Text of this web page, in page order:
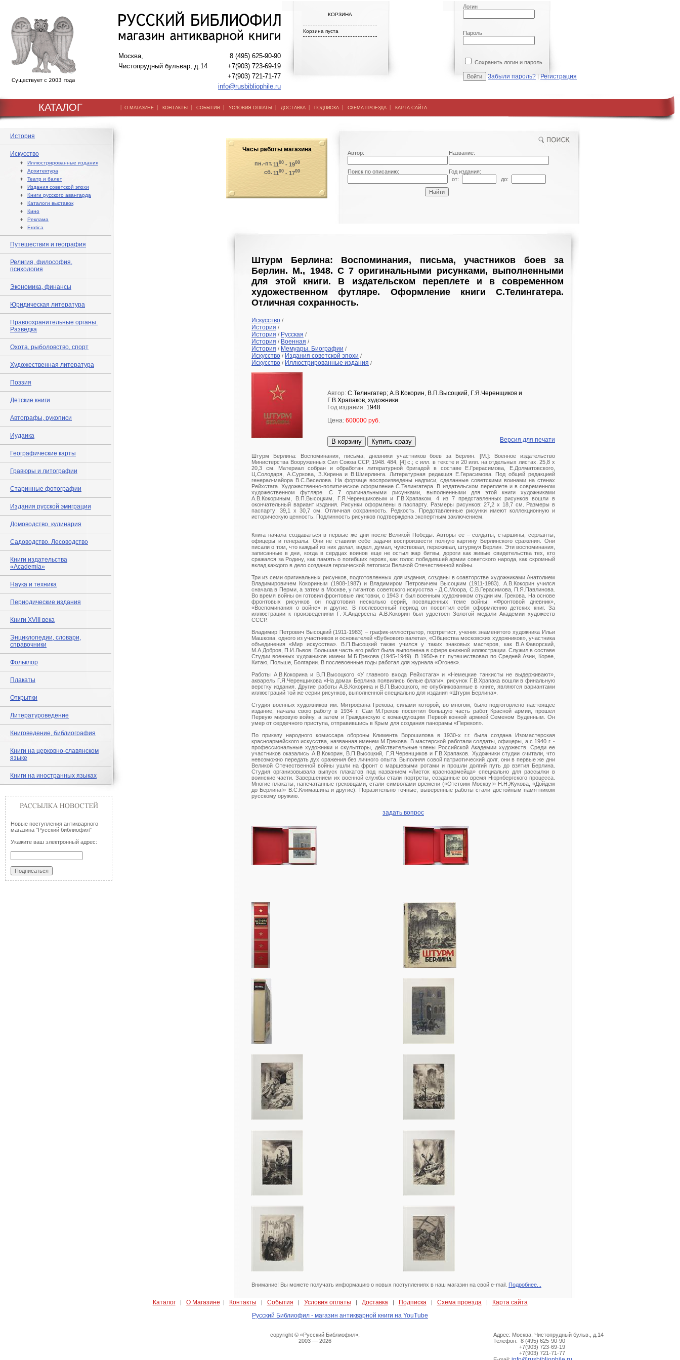
Москва,
Чистопрудный бульвар, д.14
8 (495) 625-90-90
+7(903) 723-69-19
+7(903) 721-71-77
info@rusbibliophile.ru
КОРЗИНА
Корзина пуста
Логин
Пароль
Сохранить логин и пароль
Забыли пароль? | Регистрация
КАТАЛОГ | О МАГАЗИНЕ | КОНТАКТЫ | СОБЫТИЯ | УСЛОВИЯ ОПЛАТЫ | ДОСТАВКА | ПОДПИСКА | СХЕМА ПРОЕЗДА | КАРТА САЙТА
История
Искусство
♦ Иллюстрированные издания
♦ Архитектура
♦ Театр и балет
♦ Издания советской эпохи
♦ Книги русского авангарда
♦ Каталоги выставок
♦ Кино
♦ Реклама
♦ Erotica
Путешествия и география
Религия, философия,
психология
Экономика, финансы
Юридическая литература
Правоохранительные органы.
Разведка
Охота, рыболовство, спорт
Художественная литература
Поэзия
Детские книги
Автографы, рукописи
Иудаика
Географические карты
Гравюры и литографии
Старинные фотографии
Издания русской эмиграции
Домоводство, кулинария
Садоводство. Лесоводство
Книги издательства
«Academia»
Наука и техника
Периодические издания
Книги XVIII века
Энциклопедии, словари,
справочники
Фольклор
Плакаты
Открытки
Литературоведение
Книговедение, библиография
Книги на церковно-славянском
языке
Книги на иностранных языках
Новые поступления антикварного
магазина "Русский библиофил"
Укажите ваш электронный адрес:
Часы работы магазина
пн.-пт.1100 - 1900
сб.1100 - 1700
Автор: Название:
Поиск по описанию:
Год издания:
от:
до:
Штурм Берлина: Воспоминания, письма, участников боев за
Берлин. М., 1948. С 7 оригинальными рисунками, выполненными
для этой книги. В издательском переплете и в современном
художественном футляре. Оформление книги С.Телингатера.
Отличная сохранность.
Искусство /
История /
История / Русская /
История / Военная /
История / Мемуары. Биографии /
Искусство / Издания советской эпохи /
Искусство / Иллюстрированные издания /
Автор: С.Телингатер; А.В.Кокорин, В.П.Высоцкий, Г.Я.Черенщиков и
Г.В.Храпаков, художники.
Год издания: 1948
Цена: 600000 руб.
В корзину Купить сразу Версия для печати
Штурм Берлина: Воспоминания, письма, дневники участников боев за Берлин. [М.]: Военное издательство
Министерства Вооруженных Сил Союза ССР, 1948. 484, [4] с.; с илл. в тексте и 20 илл. на отдельных листах. 25,8 х
20,3 см. Материал собран и обработан литературной бригадой в составе Е.Грерасимова, Е.Долматовского,
Ц.Солодаря, А.Суркова, З.Хирена и В.Шмерлинга. Литературная редакция Е.Герасимова. Под общей редакцией
генерал-майора В.С.Веселова. На форзаце воспроизведены надписи, сделанные советскими воинами на стенах
Рейхстага. Художественно-политическое оформление С.Телингатера. В издательском переплете и в современном
художественном футляре. С 7 оригинальными рисунками, выполненными для этой книги художниками
А.В.Кокориным, В.П.Высоцким, Г.Я.Черенщиковым и Г.В.Храпаком. 4 из 7 представленных рисунков вошли в
окончательный вариант издания. Рисунки оформлены в паспарту. Размеры рисунков: 27,2 х 18,7 см. Размеры в
паспарту: 39,1 х 30,7 см. Отличная сохранность. Редкость. Представленные рисунки имеют коллекционную и
историческую ценность. Подлинность рисунков подтверждена экспертным заключением.
Книга начала создаваться в первые же дни после Великой Победы. Авторы ее – солдаты, старшины, сержанты,
офицеры и генералы. Они не ставили себе задачи воспроизвести полную картину Берлинского сражения. Они
писали о том, что каждый из них делал, видел, думал, чувствовал, переживал, штурмуя Берлин. Эти воспоминания,
записанные в дни, когда в сердцах воинов еще не остыл жар битвы, дороги как живые свидетельства тех, кто
сражался за Родину, как память о погибших героях, как голос победившей армии советского народа, как скромный
вклад каждого в дело создания героической летописи Великой Отечественной войны.
Три из семи оригинальных рисунков, подготовленных для издания, созданы в соавторстве художниками Анатолием
Владимировичем Кокориным (1908-1987) и Владимиром Петровичем Высоцким (1911-1983). А.В.Кокорин учился
сначала в Перми, а затем в Москве, у гигантов советского искусства - Д.С.Моора, С.В.Герасимова, П.Я.Павлинова.
Во время войны он готовил фронтовые листовки, с 1943 г. был военным художником студии им. Грекова. На основе
фронтовых рисунков он подготовил несколько серий, посвященных теме войны: «Фронтовой дневник»,
«Воспоминания о войне» и другие. В послевоенный период он посвятил себя оформлению детских книг. За
иллюстрации к произведениям Г.-Х.Андерсена А.В.Кокорин был удостоен Золотой медали Академии художеств
СССР.
Владимир Петрович Высоцкий (1911-1983) – график-иллюстратор, портретист, ученик знаменитого художника Ильи
Машкова, одного из участников и основателей «Бубнового валета», «Общества московских художников», участника
объединения «Мир искусства». В.П.Высоцкий также учился у таких знаковых мастеров, как В.А.Фаворский,
М.А.Добров, П.И.Львов. Большая часть его работ была выполнена в сфере книжной иллюстрации. Служил в составе
Студии военных художников имени М.Б.Грекова (1945-1949). В 1950-е г.г. путешествовал по Средней Азии, Корее,
Китаю, Польше, Болгарии. В послевоенные годы работал для журнала «Огонек».
Работы А.В.Кокорина и В.П.Высоцкого «У главного входа Рейхстага» и «Немецкие танкисты не выдерживают»,
акварель Г.Я.Черенщикова «На домах Берлина появились белые флаги», рисунок Г.В.Храпака вошли в финальную
верстку издания. Другие работы А.В.Кокорина и В.П.Высоцкого, не опубликованные в книге, являются вариантами
иллюстраций той же серии рисунков, выполненной специально для издания «Штурм Берлина».
Студия военных художников им. Митрофана Грекова, силами которой, во многом, было подготовлено настоящее
издание, начала свою работу в 1934 г. Сам М.Греков посвятил большую часть работ Красной армии, прошел
Первую мировую войну, а затем и Гражданскую с командующим Первой конной армией Семеном Буденным. Он
умер от сердечного приступа, отправившись в Крым для создания панорамы «Перекоп».
По приказу народного комиссара обороны Климента Ворошилова в 1930-х г.г. была создана Изомастерская
красноармейского искусства, названная именем М.Грекова. В мастерской работали солдаты, офицеры, а с 1940 г. -
профессиональные художники и скульпторы, действительные члены Российской Академии художеств. Среди ее
участников оказались А.В.Кокорин, В.П.Высоцкий, Г.Я.Черенщиков и Г.В.Храпаков. Художники студии считали, что
невозможно передать дух сражения без личного опыта. Выполняя совой патриотический долг, они в первые же дни
Великой Отечественной войны ушли на фронт с маршевыми ротами и прошли долгий путь до взятия Берлина.
Студия организовывала выпуск плакатов под названием «Листок красноармейца» специально для рассылки в
воинские части. Завершением их военной службы стали портреты, созданные во время Нюрнбергского процесса.
Многие плакаты, напечатанные грековцами, стали символами времени («Отстоим Москву!» Н.Н.Жукова, «Дойдем
до Берлина!» В.С.Климашина и другие). Поразительно точные, выверенные работы стали достойным памятником
русскому оружию.
задать вопрос
Внимание! Вы можете получать информацию о новых поступлениях в наш магазин на свой e-mail. Подробнее...
Каталог| О Магазине | Контакты | События | Условия оплаты | Доставка | Подписка | Схема проезда |
Карта сайта
Русский Библиофил - магазин антикварной книги на YouTube
copyright © «Русский Библиофил»,
2003 — 2026
Адрес: Москва, Чистопрудный бульв., д.14
Телефон: 8 (495) 625-90-90
+7(903) 723-69-19
+7(903) 721-71-77